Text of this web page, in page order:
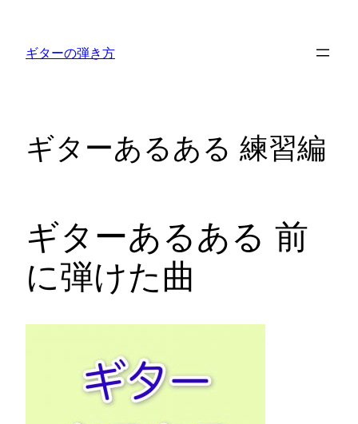
ギターの弾き方
ギターあるある 練習編
ギターあるある 前
に弾けた曲